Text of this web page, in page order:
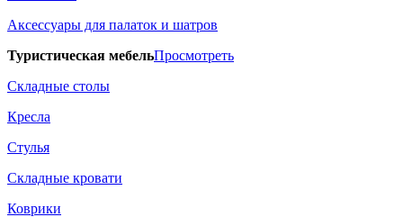
Аксессуары для палаток и шатров
Туристическая мебельПросмотреть
Складные столы
Кресла
Стулья
Складные кровати
Коврики